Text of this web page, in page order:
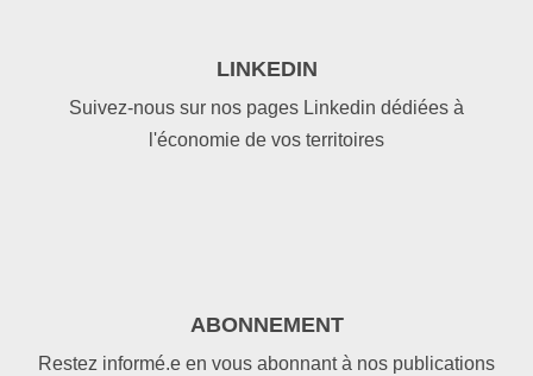
LINKEDIN
Suivez-nous sur nos pages Linkedin dédiées à
l'économie de vos territoires
ABONNEMENT
Restez informé.e en vous abonnant à nos publications